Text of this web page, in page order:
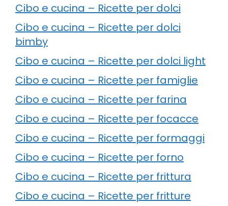
Cibo e cucina – Ricette per dolci
Cibo e cucina – Ricette per dolci
bimby
Cibo e cucina – Ricette per dolci light
Cibo e cucina – Ricette per famiglie
Cibo e cucina – Ricette per farina
Cibo e cucina – Ricette per focacce
Cibo e cucina – Ricette per formaggi
Cibo e cucina – Ricette per forno
Cibo e cucina – Ricette per frittura
Cibo e cucina – Ricette per fritture